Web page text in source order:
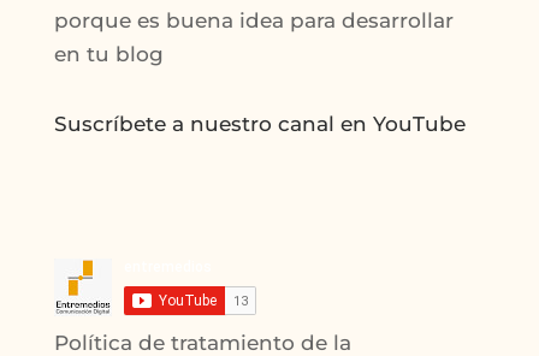
porque es buena idea para desarrollar
en tu blog
Suscríbete a nuestro canal en YouTube
Política de tratamiento de la